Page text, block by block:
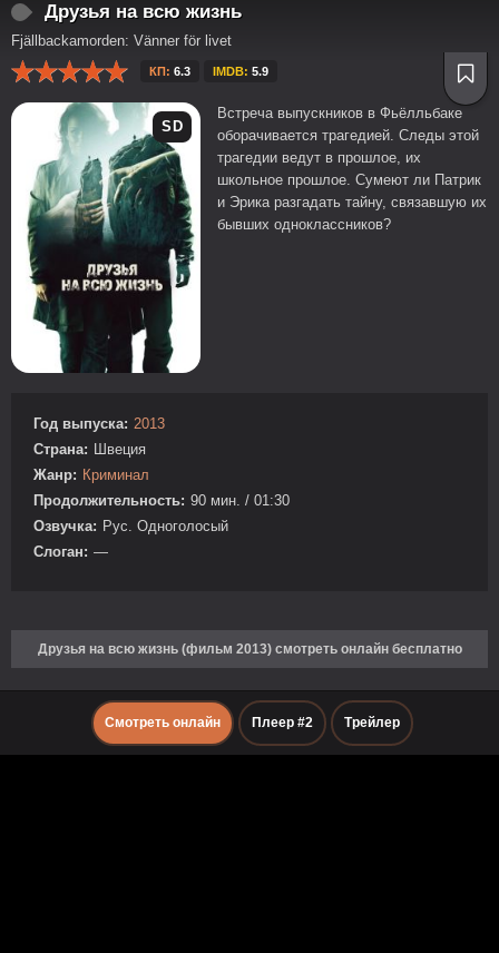
Друзья на всю жизнь
Fjällbackamorden: Vänner för livet
КП: 6.3 IMDB: 5.9
SD
Встреча выпускников в Фьёлльбаке
оборачивается трагедией. Следы этой
трагедии ведут в прошлое, их
школьное прошлое. Сумеют ли Патрик
и Эрика разгадать тайну, связавшую их
бывших одноклассников?
Год выпуска: 2013
Страна:
Швеция
Жанр: Криминал
Продолжительность: 90 мин. / 01:30
Озвучка: Рус. Одноголосый
Слоган: —
Друзья на всю жизнь (фильм 2013) смотреть онлайн бесплатно
Смотреть онлайн Плеер #2 Трейлер